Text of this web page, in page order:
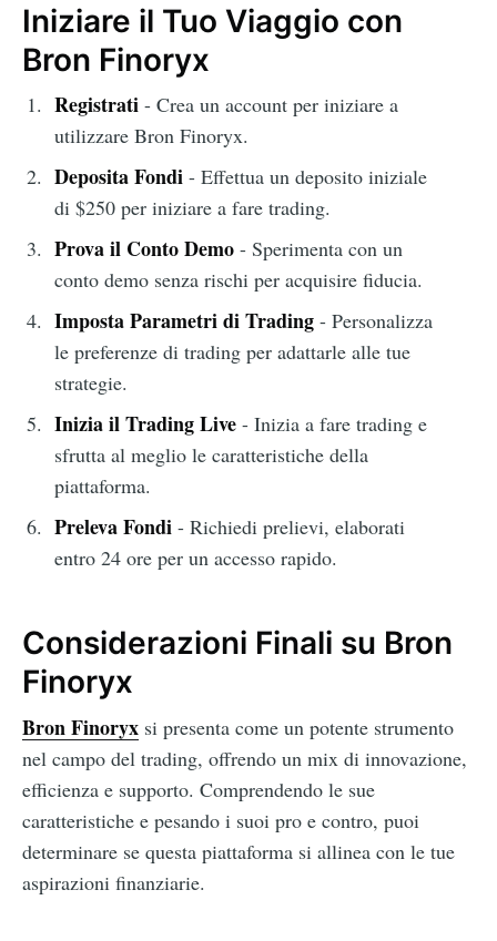
Iniziare il Tuo Viaggio con
Bron Finoryx
Registrati- Crea un account per iniziare a
utilizzare Bron Finoryx.
Deposita Fondi- Effettua un deposito iniziale
di $250 per iniziare a fare trading.
Prova il Conto Demo- Sperimenta con un
conto demo senza rischi per acquisire fiducia.
Imposta Parametri di Trading- Personalizza
le preferenze di trading per adattarle alle tue
strategie.
Inizia il Trading Live- Inizia a fare trading e
sfrutta al meglio le caratteristiche della
piattaforma.
Preleva Fondi- Richiedi prelievi, elaborati
entro 24 ore per un accesso rapido.
Considerazioni Finali su Bron
Finoryx
Bron Finoryx si presenta come un potente strumento
nel campo del trading, offrendo un mix di innovazione,
efficienza e supporto. Comprendendo le sue
caratteristiche e pesando i suoi pro e contro, puoi
determinare se questa piattaforma si allinea con le tue
aspirazioni finanziarie.